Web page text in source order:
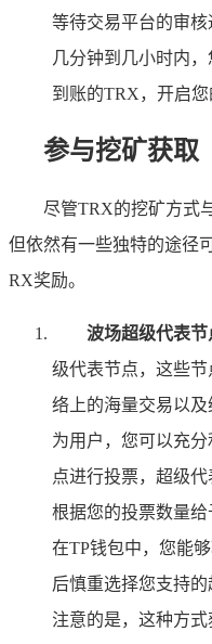
等待交易平台的审
几分钟到几小时内
到账的TRX，开启您
参与挖矿获取
尽管TRX的挖矿方式
但依然有一些独特的途径
RX奖励。
波场超级代表
级代表节点，这些
络上的海量交易以
为用户，您可以充
点进行投票，超级代
根据您的投票数量给
在TP钱包中，您能
后慎重选择您支持
注意的是，这种方